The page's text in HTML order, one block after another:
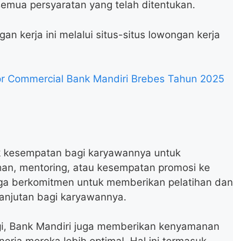
persyaratan yang telah ditentukan.
kerja ini melalui situs-situs lowongan kerja
Commercial Bank Mandiri Brebes Tahun 2025
bagi karyawannya untuk
mentoring, atau kesempatan promosi ke
berkomitmen untuk memberikan pelatihan dan
bagi karyawannya.
Bank Mandiri juga memberikan kenyamanan